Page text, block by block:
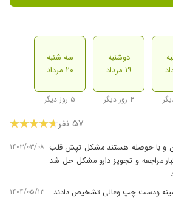
دوشنبه
۱۹ مرداد
۴ روز دیگر
سه شنبه
۲۰ مرداد
۵ روز دیگر
۵۷ نفر
و با حوصله هستند مشکل تپش قلب
مراجعه و تجویز دارو مشکل حل شد
۱۴۰۳/۰۳/۰۸
ودست چپ وعالی تشخیص دادند ۱۴۰۴/۰۵/۱۳